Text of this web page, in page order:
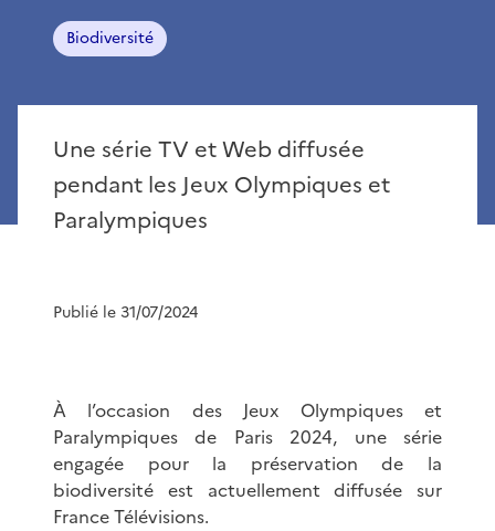
Biodiversité
Une série TV et Web diffusée
pendant les Jeux Olympiques et
Paralympiques
Publié le 31/07/2024
À l’occasion des Jeux Olympiques et
Paralympiques de Paris 2024, une série
engagée pour la préservation de la
biodiversité est actuellement diffusée sur
France Télévisions.